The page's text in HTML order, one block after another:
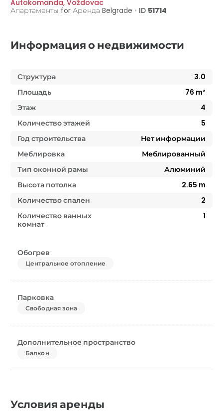
Autokomanda, Voždovac
Апартаменты for Аренда Belgrade • ID 51714
Информация о недвижимости
Структура
3.0
Площадь
76 m²
Этаж
4
Количество этажей
5
Год строительства
Нет информации
Меблировка
Меблированный
Тип оконной рамы
Алюминий
Высота потолка
2.65 m
Количество спален
2
Количество ванных
комнат
1
Обогрев
Центральное отопление
Парковка
Свободная зона
Дополнительное пространство
Балкон
Условия аренды